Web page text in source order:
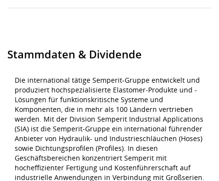
Stammdaten & Dividende
Die international tätige Semperit-Gruppe entwickelt und
produziert hochspezialisierte Elastomer-Produkte und -
Lösungen für funktionskritische Systeme und
Komponenten, die in mehr als 100 Ländern vertrieben
werden. Mit der Division Semperit Industrial Applications
(SIA) ist die Semperit-Gruppe ein international führender
Anbieter von Hydraulik- und Industrieschläuchen (Hoses)
sowie Dichtungsprofilen (Profiles). In diesen
Geschäftsbereichen konzentriert Semperit mit
hocheffizienter Fertigung und Kostenführerschaft auf
industrielle Anwendungen in Verbindung mit Großserien.